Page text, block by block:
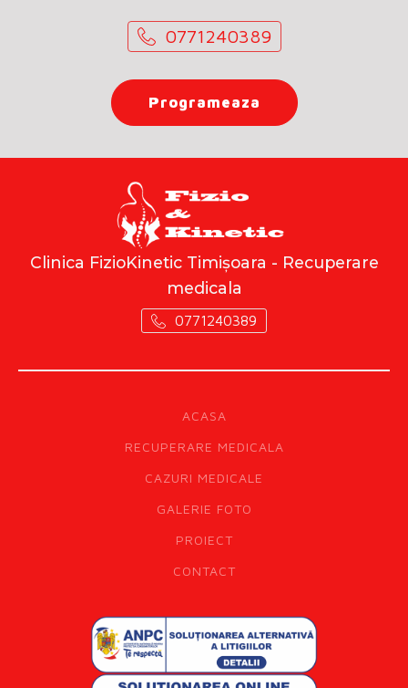
0771240389
Programeaza
Clinica FizioKinetic Timișoara - Recuperare
medicala
0771240389
ACASA
RECUPERARE MEDICALA
CAZURI MEDICALE
GALERIE FOTO
PROIECT
CONTACT